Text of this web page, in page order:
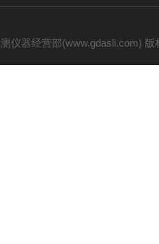
仪器经营部(www.gdasli.com)